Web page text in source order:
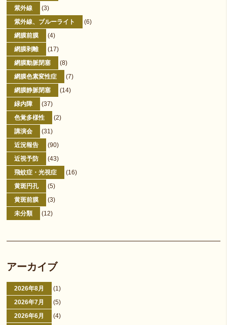
紫外線
(3)
紫外線、ブルーライト
(6)
網膜前膜
(4)
網膜剥離
(17)
網膜動脈閉塞
(8)
網膜色素変性症
(7)
網膜静脈閉塞
(14)
緑内障
(37)
色覚多様性
(2)
講演会
(31)
近況報告
(90)
近視予防
(43)
飛蚊症・光視症
(16)
黄斑円孔
(5)
黄斑前膜
(3)
未分類
(12)
アーカイブ
2026年8月
(1)
2026年7月
(5)
2026年6月
(4)